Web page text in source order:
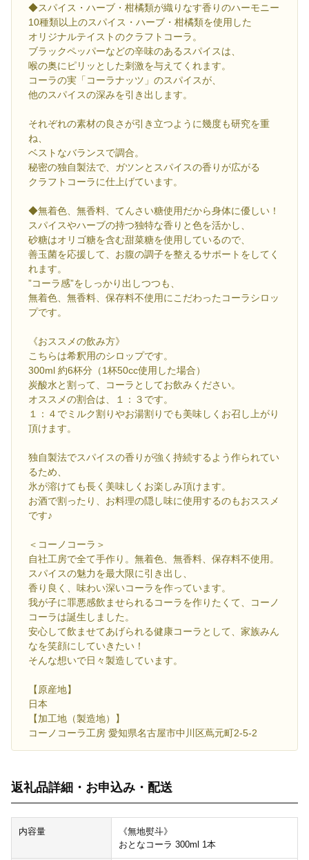
◆スパイス・ハーブ・柑橘類が織りなす香りのハーモニー
10種類以上のスパイス・ハーブ・柑橘類を使用した
オリジナルテイストのクラフトコーラ。
ブラックペッパーなどの辛味のあるスパイスは、
喉の奥にピリッとした刺激を与えてくれます。
コーラの実「コーラナッツ」のスパイスが、
他のスパイスの深みを引き出します。
それぞれの素材の良さが引き立つように幾度も研究を重
ね、
ベストなバランスで調合。
秘密の独自製法で、ガツンとスパイスの香りが広がる
クラフトコーラに仕上げています。
◆無着色、無香料、てんさい糖使用だから身体に優しい！
スパイスやハーブの持つ独特な香りと色を活かし、
砂糖はオリゴ糖を含む甜菜糖を使用しているので、
善玉菌を応援して、お腹の調子を整えるサポートをしてく
れます。
”コーラ感”をしっかり出しつつも、
無着色、無香料、保存料不使用にこだわったコーラシロッ
プです。
《おススメの飲み方》
こちらは希釈用のシロップです。
300ml 約6杯分（1杯50cc使用した場合）
炭酸水と割って、コーラとしてお飲みください。
オススメの割合は、１：３です。
１：４でミルク割りやお湯割りでも美味しくお召し上がり
頂けます。
独自製法でスパイスの香りが強く持続するよう作られてい
るため、
氷が溶けても長く美味しくお楽しみ頂けます。
お酒で割ったり、お料理の隠し味に使用するのもおススメ
です♪
＜コーノコーラ＞
自社工房で全て手作り。無着色、無香料、保存料不使用。
スパイスの魅力を最大限に引き出し、
香り良く、味わい深いコーラを作っています。
我が子に罪悪感飲ませられるコーラを作りたくて、コーノ
コーラは誕生しました。
安心して飲ませてあげられる健康コーラとして、家族みん
なを笑顔にしていきたい！
そんな想いで日々製造しています。
【原産地】
日本
【加工地（製造地）】
コーノコーラ工房 愛知県名古屋市中川区蔦元町2-5-2
返礼品詳細・お申込み・配送
内容量
《無地熨斗》
おとなコーラ 300ml 1本